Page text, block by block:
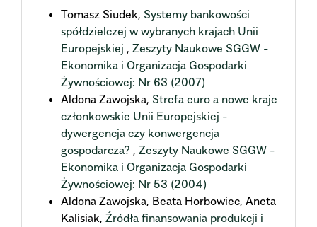
Tomasz Siudek, Systemy bankowości
spółdzielczej w wybranych krajach Unii
Europejskiej , Zeszyty Naukowe SGGW -
Ekonomika i Organizacja Gospodarki
Żywnościowej: Nr 63 (2007)
Aldona Zawojska, Strefa euro a nowe kraje
członkowskie Unii Europejskiej -
dywergencja czy konwergencja
gospodarcza? , Zeszyty Naukowe SGGW -
Ekonomika i Organizacja Gospodarki
Żywnościowej: Nr 53 (2004)
Aldona Zawojska, Beata Horbowiec, Aneta
Kalisiak, Źródła finansowania produkcji i